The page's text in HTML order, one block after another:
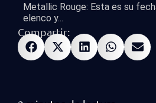
Metallic Rouge: Esta es su
elenco y...
Compartir: